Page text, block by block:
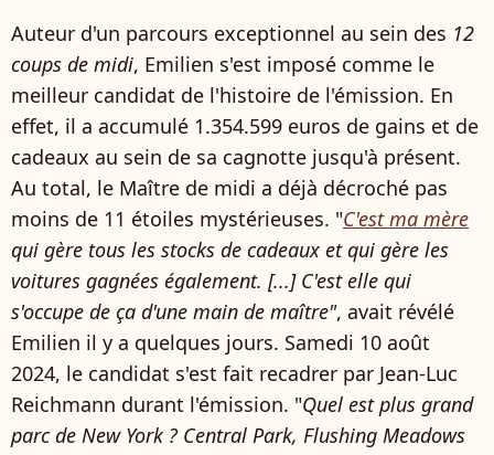
Auteur d'un parcours exceptionnel au sein des 12
coups de midi, Emilien s'est imposé comme le
meilleur candidat de l'histoire de l'émission. En
effet, il a accumulé 1.354.599 euros de gains et de
cadeaux au sein de sa cagnotte jusqu'à présent.
Au total, le Maître de midi a déjà décroché pas
moins de 11 étoiles mystérieuses. "C'est ma mère
qui gère tous les stocks de cadeaux et qui gère les
voitures gagnées également. [...] C'est elle qui
s'occupe de ça d'une main de maître", avait révélé
Emilien il y a quelques jours. Samedi 10 août
2024, le candidat s'est fait recadrer par Jean-Luc
Reichmann durant l'émission. "Quel est plus grand
parc de New York ? Central Park, Flushing Meadows